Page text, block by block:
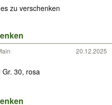
zu verschenken
20.12.2025
30, rosa